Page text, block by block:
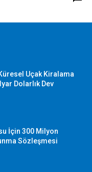
Uçak Kiralama
Dolarlık Dev
İçin 300 Milyon
Sözleşmesi